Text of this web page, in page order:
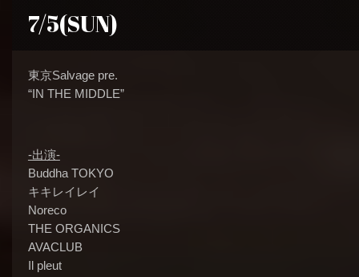
7/5(SUN)
東京Salvage pre.
“IN THE MIDDLE”
-出演-
Buddha TOKYO
キキレイレイ
Noreco
THE ORGANICS
AVACLUB
Il pleut